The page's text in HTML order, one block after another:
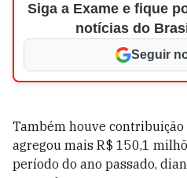
Siga a Exame e fique
notícias do
Seguir
Também houve contribuição
agregou mais R$ 150,1
período do ano passado,